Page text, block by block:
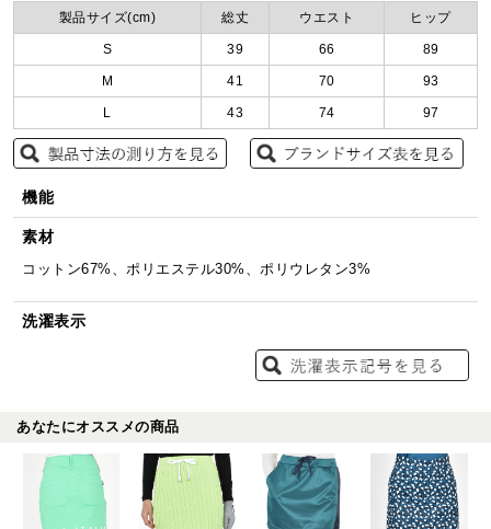
製品サイズ(cm) 総丈 ウエスト ヒップ
S 39 66 89
M 41 70 93
L 43 74 97
機能
素材
コットン67%、ポリエステル30%、ポリウレタン3%
洗濯表示
あなたにオススメの商品